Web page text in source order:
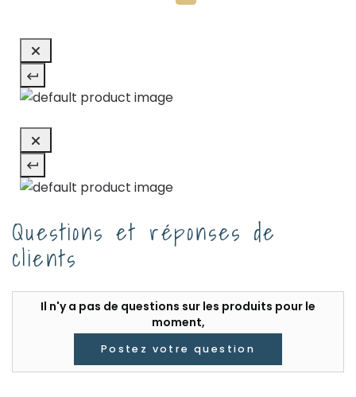
Questions et réponses de
clients
Il n'y a pas de questions sur les produits pour le
moment,
Postez votre question